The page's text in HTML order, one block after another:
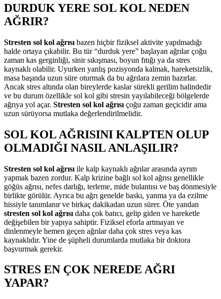
DURDUK YERE SOL KOL NEDEN
AĞRIR?
Stresten sol kol ağrısı bazen hiçbir fiziksel aktivite yapılmadığı
halde ortaya çıkabilir. Bu tür “durduk yere” başlayan ağrılar çoğu
zaman kas gerginliği, sinir sıkışması, boyun fıtığı ya da stres
kaynaklı olabilir. Uyurken yanlış pozisyonda kalmak, hareketsizlik,
masa başında uzun süre oturmak da bu ağrılara zemin hazırlar.
Ancak stres altında olan bireylerde kaslar sürekli gerilim halindedir
ve bu durum özellikle sol kol gibi stresin yayılabileceği bölgelerde
ağrıya yol açar. Stresten sol kol ağrısı çoğu zaman geçicidir ama
uzun sürüyorsa mutlaka değerlendirilmelidir.
SOL KOL AĞRISINI KALPTEN OLUP
OLMADIĞI NASIL ANLAŞILIR?
Stresten sol kol ağrısı ile kalp kaynaklı ağrılar arasında ayrım
yapmak bazen zordur. Kalp krizine bağlı sol kol ağrısı genellikle
göğüs ağrısı, nefes darlığı, terleme, mide bulantısı ve baş dönmesiyle
birlikte görülür. Ayrıca bu ağrı genelde baskı, yanma ya da ezilme
hissiyle tanımlanır ve birkaç dakikadan uzun sürer. Öte yandan
stresten sol kol ağrısı daha çok batıcı, gelip giden ve hareketle
değişebilen bir yapıya sahiptir. Fiziksel eforla artmayan ve
dinlenmeyle hemen geçen ağrılar daha çok stres veya kas
kaynaklıdır. Yine de şüpheli durumlarda mutlaka bir doktora
başvurmak gerekir.
STRES EN ÇOK NEREDE AĞRI
YAPAR?